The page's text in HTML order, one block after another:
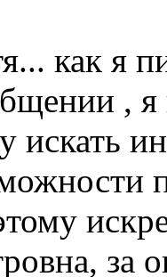
как я
,
искать
за